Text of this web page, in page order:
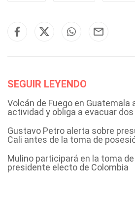
SEGUIR LEYENDO
Volcán de Fuego en Guatemala
actividad y obliga a evacuar
Gustavo Petro alerta sobre
Cali antes de la toma de
Mulino participará en la toma
presidente electo de Colombia